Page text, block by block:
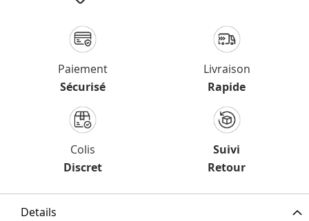
Paiement
Sécurisé
Livraison
Rapide
Colis
Discret
Suivi
Retour
Details